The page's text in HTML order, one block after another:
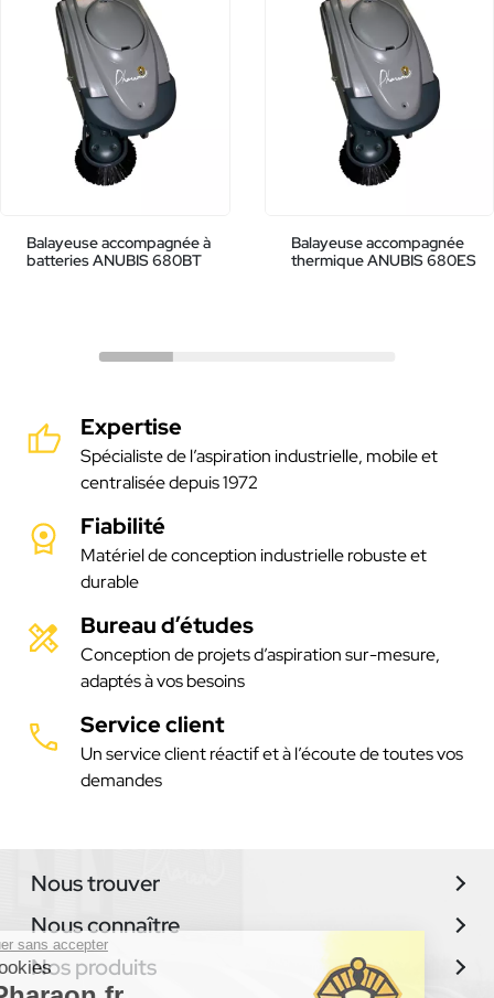
Balayeuse accompagnée à
batteries ANUBIS 680BT
Balayeuse accompagnée
thermique ANUBIS 680ES
Expertise
Spécialiste de l’aspiration industrielle, mobile et
centralisée depuis 1972
Fiabilité
Matériel de conception industrielle robuste et
durable
Bureau d’études
Conception de projets d’aspiration sur-mesure,
adaptés à vos besoins
Service client
Un service client réactif et à l’écoute de toutes vos
demandes
Nous trouver
Nous connaître
Nos produits
Continuer sans accepter
Les cookies